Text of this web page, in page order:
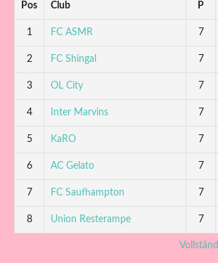
Pos Club P
1 FC ASMR 7
2 FC Shingal 7
3 OL City 7
4 Inter Marvins 7
5 KaRO 7
6 AC Gelato 7
7 FC Saufhampton 7
8 Union Resterampe 7